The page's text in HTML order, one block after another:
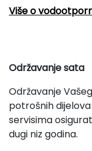
Više o
Održavanje sata
Održavanje
potrošnih
servisima
dugi niz godina.